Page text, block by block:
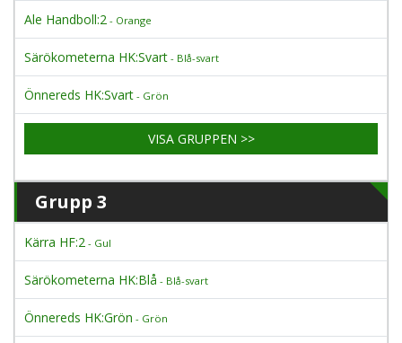
Ale Handboll:2 - Orange
Särökometerna HK:Svart - Blå-svart
Önnereds HK:Svart - Grön
VISA GRUPPEN >>
Grupp 3
Kärra HF:2 - Gul
Särökometerna HK:Blå - Blå-svart
Önnereds HK:Grön - Grön